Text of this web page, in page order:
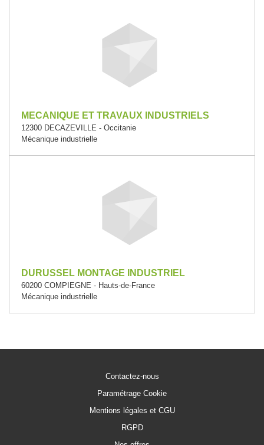
MECANIQUE ET TRAVAUX INDUSTRIELS
12300 DECAZEVILLE - Occitanie
Mécanique industrielle
DURUSSEL MONTAGE INDUSTRIEL
60200 COMPIEGNE - Hauts-de-France
Mécanique industrielle
Contactez-nous
Paramétrage Cookie
Mentions légales et CGU
RGPD